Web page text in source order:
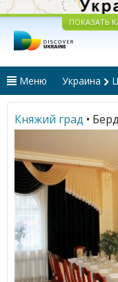
ПОКАЗАТЬ
Меню Украина
Княжий град •